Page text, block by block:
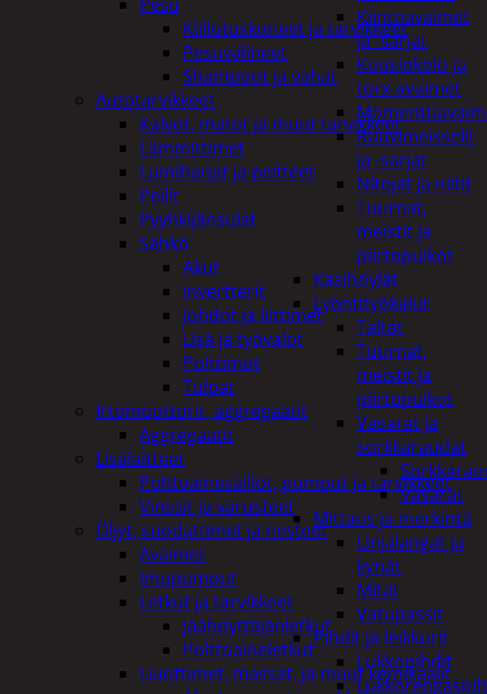
Kiintoavaimet
ja -sarjat
Kuusiokolo ja
torx-avaimet
Ruuvimeisselit
ja -sarjat
Nitojat ja niitit
Tuurnat,
meistit ja
piirtopuikot
Käsihöylät
Lyöntityökalut
Taltat
Tuurnat,
meistit ja
piirtopuikot
Vasarat ja
sorkkaraudat
Vasarat
Mittaus ja merkintä
Linjalangat ja
kynät
Mitat
Vatupassit
Pihdit ja leikkurit
Lukkopihdit
Kiillotuskoneet ja tarvikkeet
Pesuvälineet
Shampoot ja vahat
Autotarvikkeet
Kalvot, matot ja muut tarvikkeet
Lämmittimet
Lumiharjat ja peitteet
Peilit
Pyyhkijänsulat
Sähkö
Akut
invertterit
Johdot ja liittimet
Lisä ja työvalot
Polttimot
Tulpat
Irtomoottorit, aggregaatit
Aggregaatit
Lisälaitteet
Polttoainesäiliöt, pumput ja tarvikkeet
Vinssit ja varusteet
Öljyt, suodattimet ja nesteet
Avaimet
Imupumput
Letkut ja tarvikkeet
Jäähdyttäjänletkut
Polttoaineletkut
Liuottimet, massat, ja muut kemikaalit